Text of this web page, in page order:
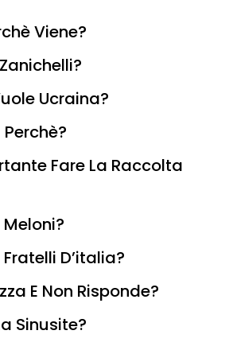
Viene?
Ucraina?
Fare La Raccolta
D’italia?
E Non Risponde?
Sinusite?